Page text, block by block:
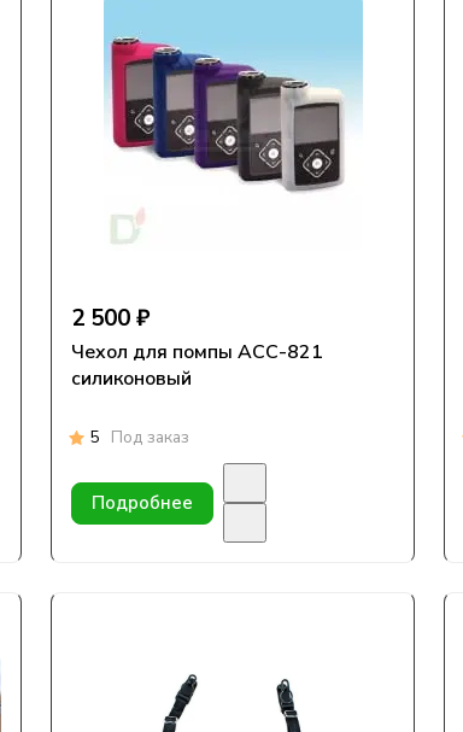
2 500 ₽
Чехол для помпы АСС-821
силиконовый
5 Под заказ
Подробнее